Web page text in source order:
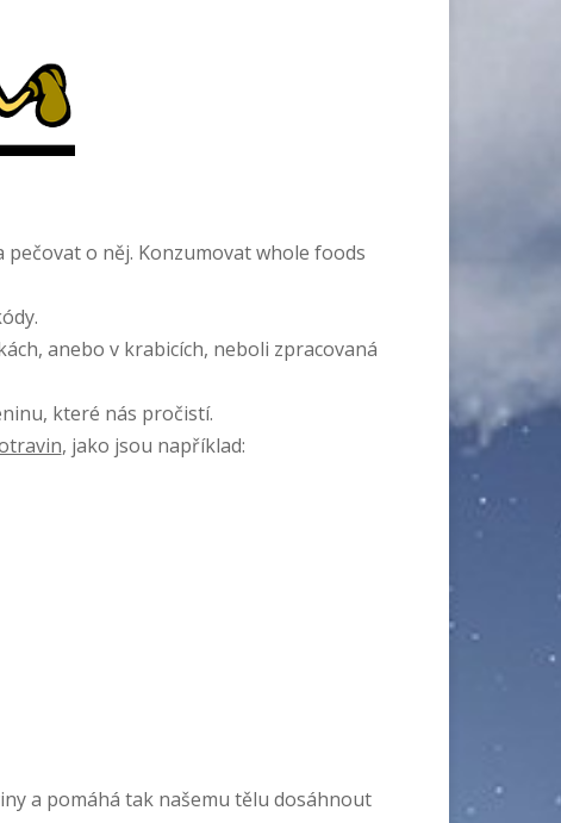
o něj. Konzumovat whole foods
anebo v krabicích, neboli zpracovaná
které nás pročistí.
, jako jsou například:
a pomáhá tak našemu tělu dosáhnout